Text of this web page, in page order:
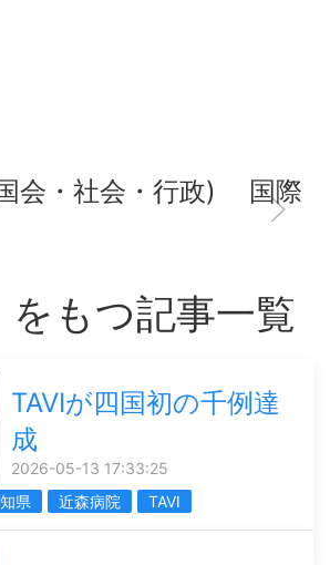
会・社会・行政) 国際
をもつ記事一覧
TAVIが四国初の千例達
成
2026-05-13 17:33:25
県 近森病院 TAVI